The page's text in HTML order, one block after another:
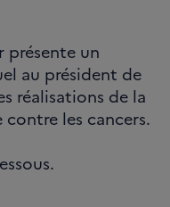
un
au président de
réalisations de la
les cancers.